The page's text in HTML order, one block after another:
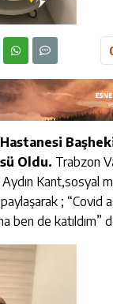
Oldu. Trabzon
Kant,sosyal
; “Covid
ben de katıldım”